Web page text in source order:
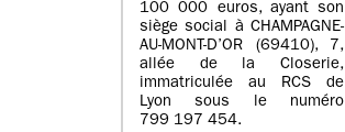
100 000 euros, ayant son
siège social à CHAMPAGNE-
AU-MONT-D’OR (69410), 7,
allée de la Closerie,
immatriculée au RCS de
Lyon sous le numéro
799 197 454.